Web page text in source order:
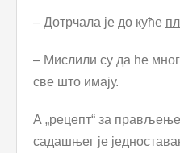
– Дотрчала је до куће
– Мислили су да ће
све што имају.
А „рецепт“ за прављење
садашњег је